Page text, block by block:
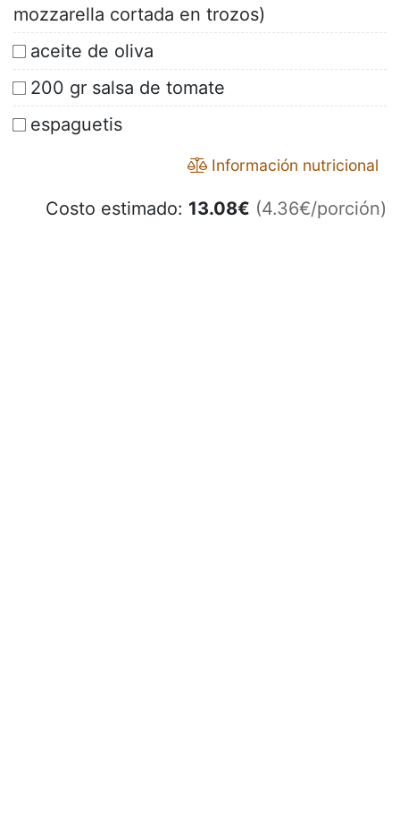
mozzarella cortada en trozos)
aceite de oliva
200 gr salsa de tomate
espaguetis
Información nutricional
Costo estimado: 13.08€ (4.36€/porción)